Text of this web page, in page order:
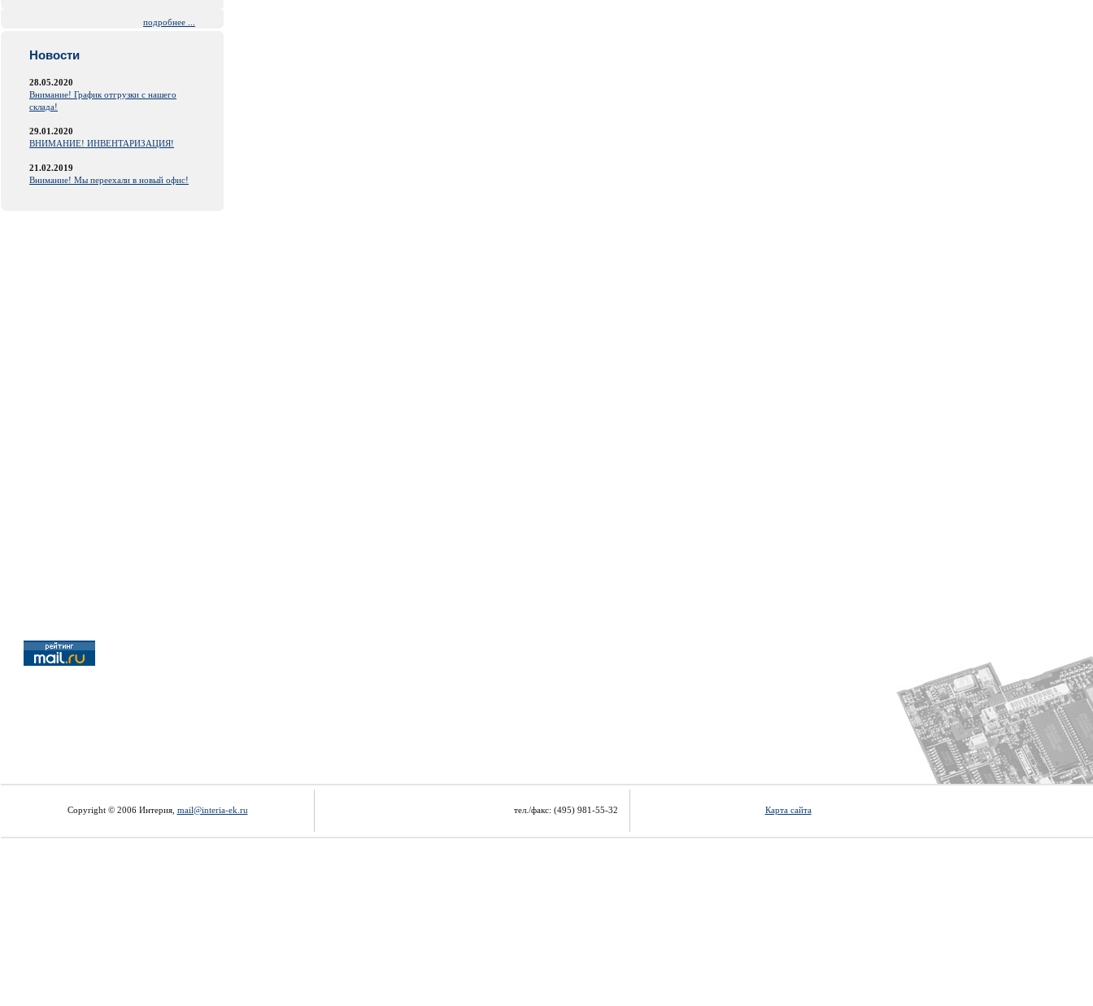
подробнее ...
Новости
28.05.2020
Внимание! График отгрузки с нашего
склада!
29.01.2020
ВНИМАНИЕ! ИНВЕНТАРИЗАЦИЯ!
21.02.2019
Внимание! Мы переехали в новый офис!
Copyright © 2006 Интерия, mail@interia-ek.ru тел./факс: (495) 981-55-32 Карта сайта